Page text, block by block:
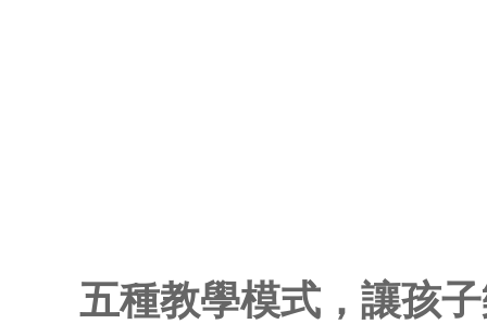
五種教學模式，讓孩